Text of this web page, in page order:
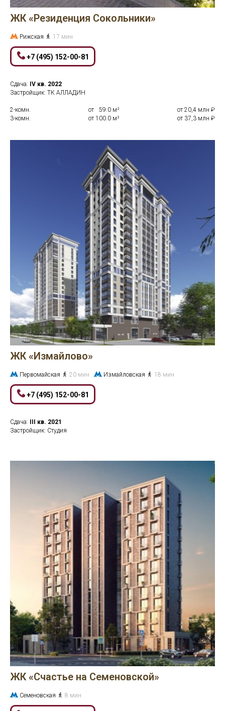
ЖК «Резиденция Сокольники»
Рижская 17 мин
+7 (495) 152-00-81
Сдача: IV кв. 2022
Застройщик: ТК АЛЛАДИН
2-комн. от 59.0 м²
от 20,4 млн ₽
3-комн.
от 100.0 м² от 37,3 млн ₽
ЖК «Измайлово»
Первомайская 20 мин Измайловская 18 мин
+7 (495) 152-00-81
Сдача: III кв. 2021
Застройщик: Студия
ЖК «Счастье на Семеновской»
Семеновская 8 мин